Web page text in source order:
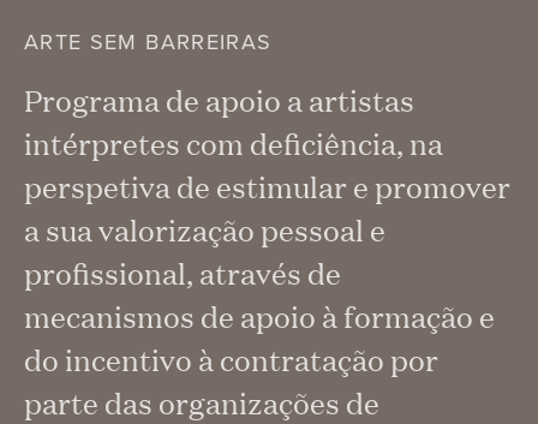
ARTE SEM BARREIRAS
Programa de apoio a artistas
intérpretes com deficiência, na
perspetiva de estimular e promover
a sua valorização pessoal e
profissional, através de
mecanismos de apoio à formação e
do incentivo à contratação por
parte das organizações de